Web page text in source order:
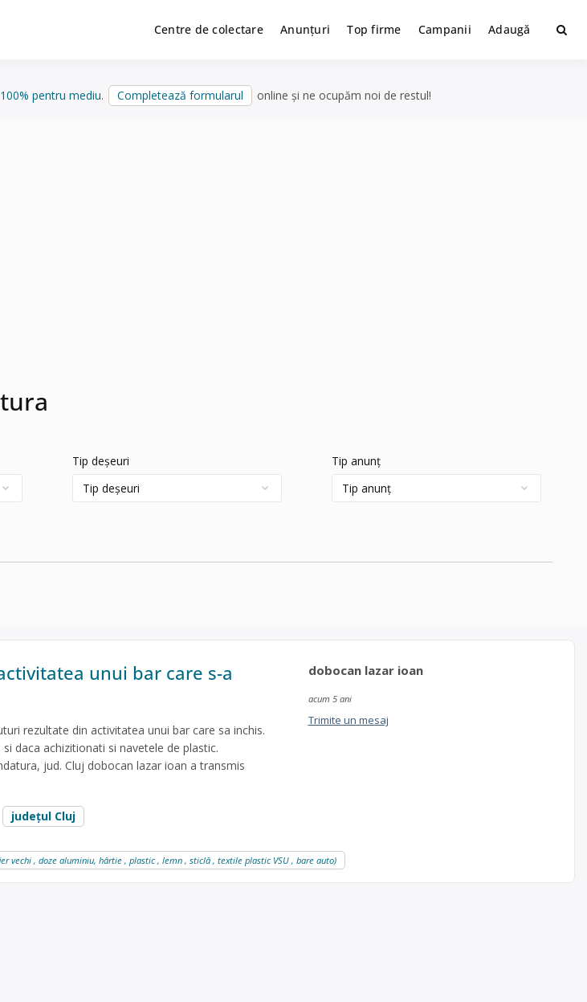
Centre de colectare Anunțuri Top firme Campanii Adaugă
pentru mediu. Completează formularul online și ne ocupăm noi de restul!
Tip deșeuri Tip anunț
unui bar care s-a
rezultate din activitatea unui bar care sa inchis.
daca achizitionati si navetele de plastic.
jud. Cluj dobocan lazar ioan a transmis
județul Cluj
dobocan lazar ioan
acum 5 ani
Trimite un mesaj
vechi , doze aluminiu, hârtie , plastic , lemn , sticlă , textile plastic VSU , bare auto)